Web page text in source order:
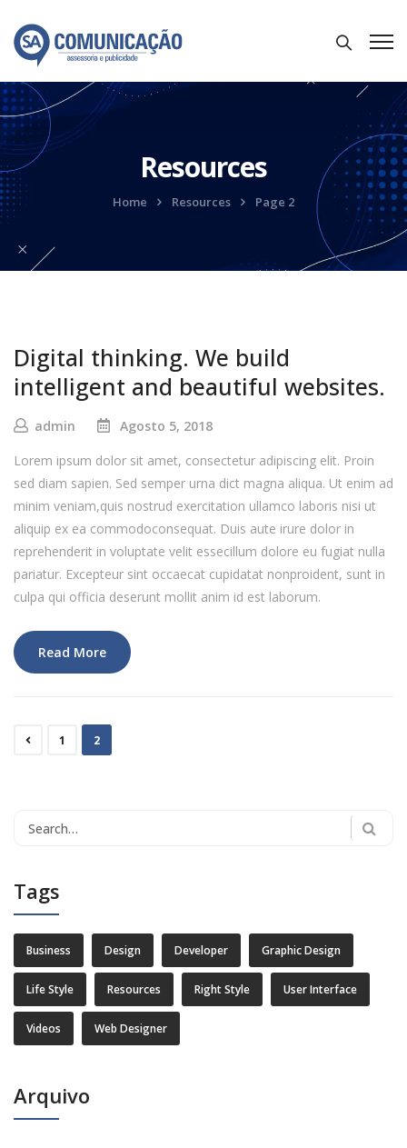
Resources
Home Resources Page 2
Digital thinking. We build
intelligent and beautiful websites.
admin
Agosto 5, 2018
Lorem ipsum dolor sit amet, consectetur adipiscing elit. Proin
sed diam sapien. Sed semper urna dict magna aliqua. Ut enim ad
minim veniam,quis nostrud exercitation ullamco laboris nisi ut
aliquip ex ea commodoconsequat. Duis aute irure dolor in
reprehenderit in voluptate velit essecillum dolore eu fugiat nulla
pariatur. Excepteur sint occaecat cupidatat nonproident, sunt in
culpa qui officia deserunt mollit anim id est laborum.
Read More
1 2
Search
Tags
Business Design Developer Graphic Design
Life Style Resources Right Style User Interface
Videos Web Designer
Arquivo